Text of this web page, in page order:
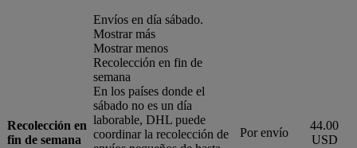
Recolección en
fin de semana
Envíos en día sábado.
Mostrar más
Mostrar menos
Recolección en fin de
semana
En los países donde el
sábado no es un día
laborable, DHL puede
coordinar la recolección de
Por envío
44.00
USD